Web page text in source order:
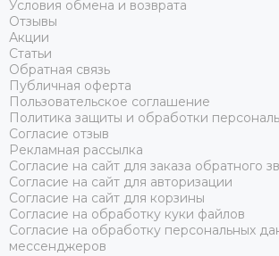
Условия обмена и возврата
Отзывы
Акции
Статьи
Обратная связь
Публичная оферта
Пользовательское соглашение
Политика защиты и обработки
Согласие отзыв
Рекламная рассылка
Согласие на сайт для заказа обратного
Согласие на сайт для авторизации
Согласие на сайт для корзины
Согласие на обработку куки файлов
Согласие на обработку персональных
мессенджеров